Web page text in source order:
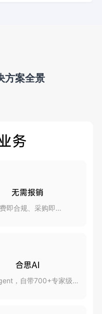
方案全景
务
无需报销
即合规、采购即报
合思AI
，自带700+专家级